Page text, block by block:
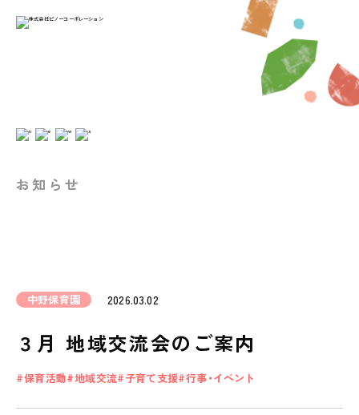
お知らせ
中野保育園 2026.03.02
３月 地域交流会のご案内
保育活動 地域交流 子育て支援 行事・イベント